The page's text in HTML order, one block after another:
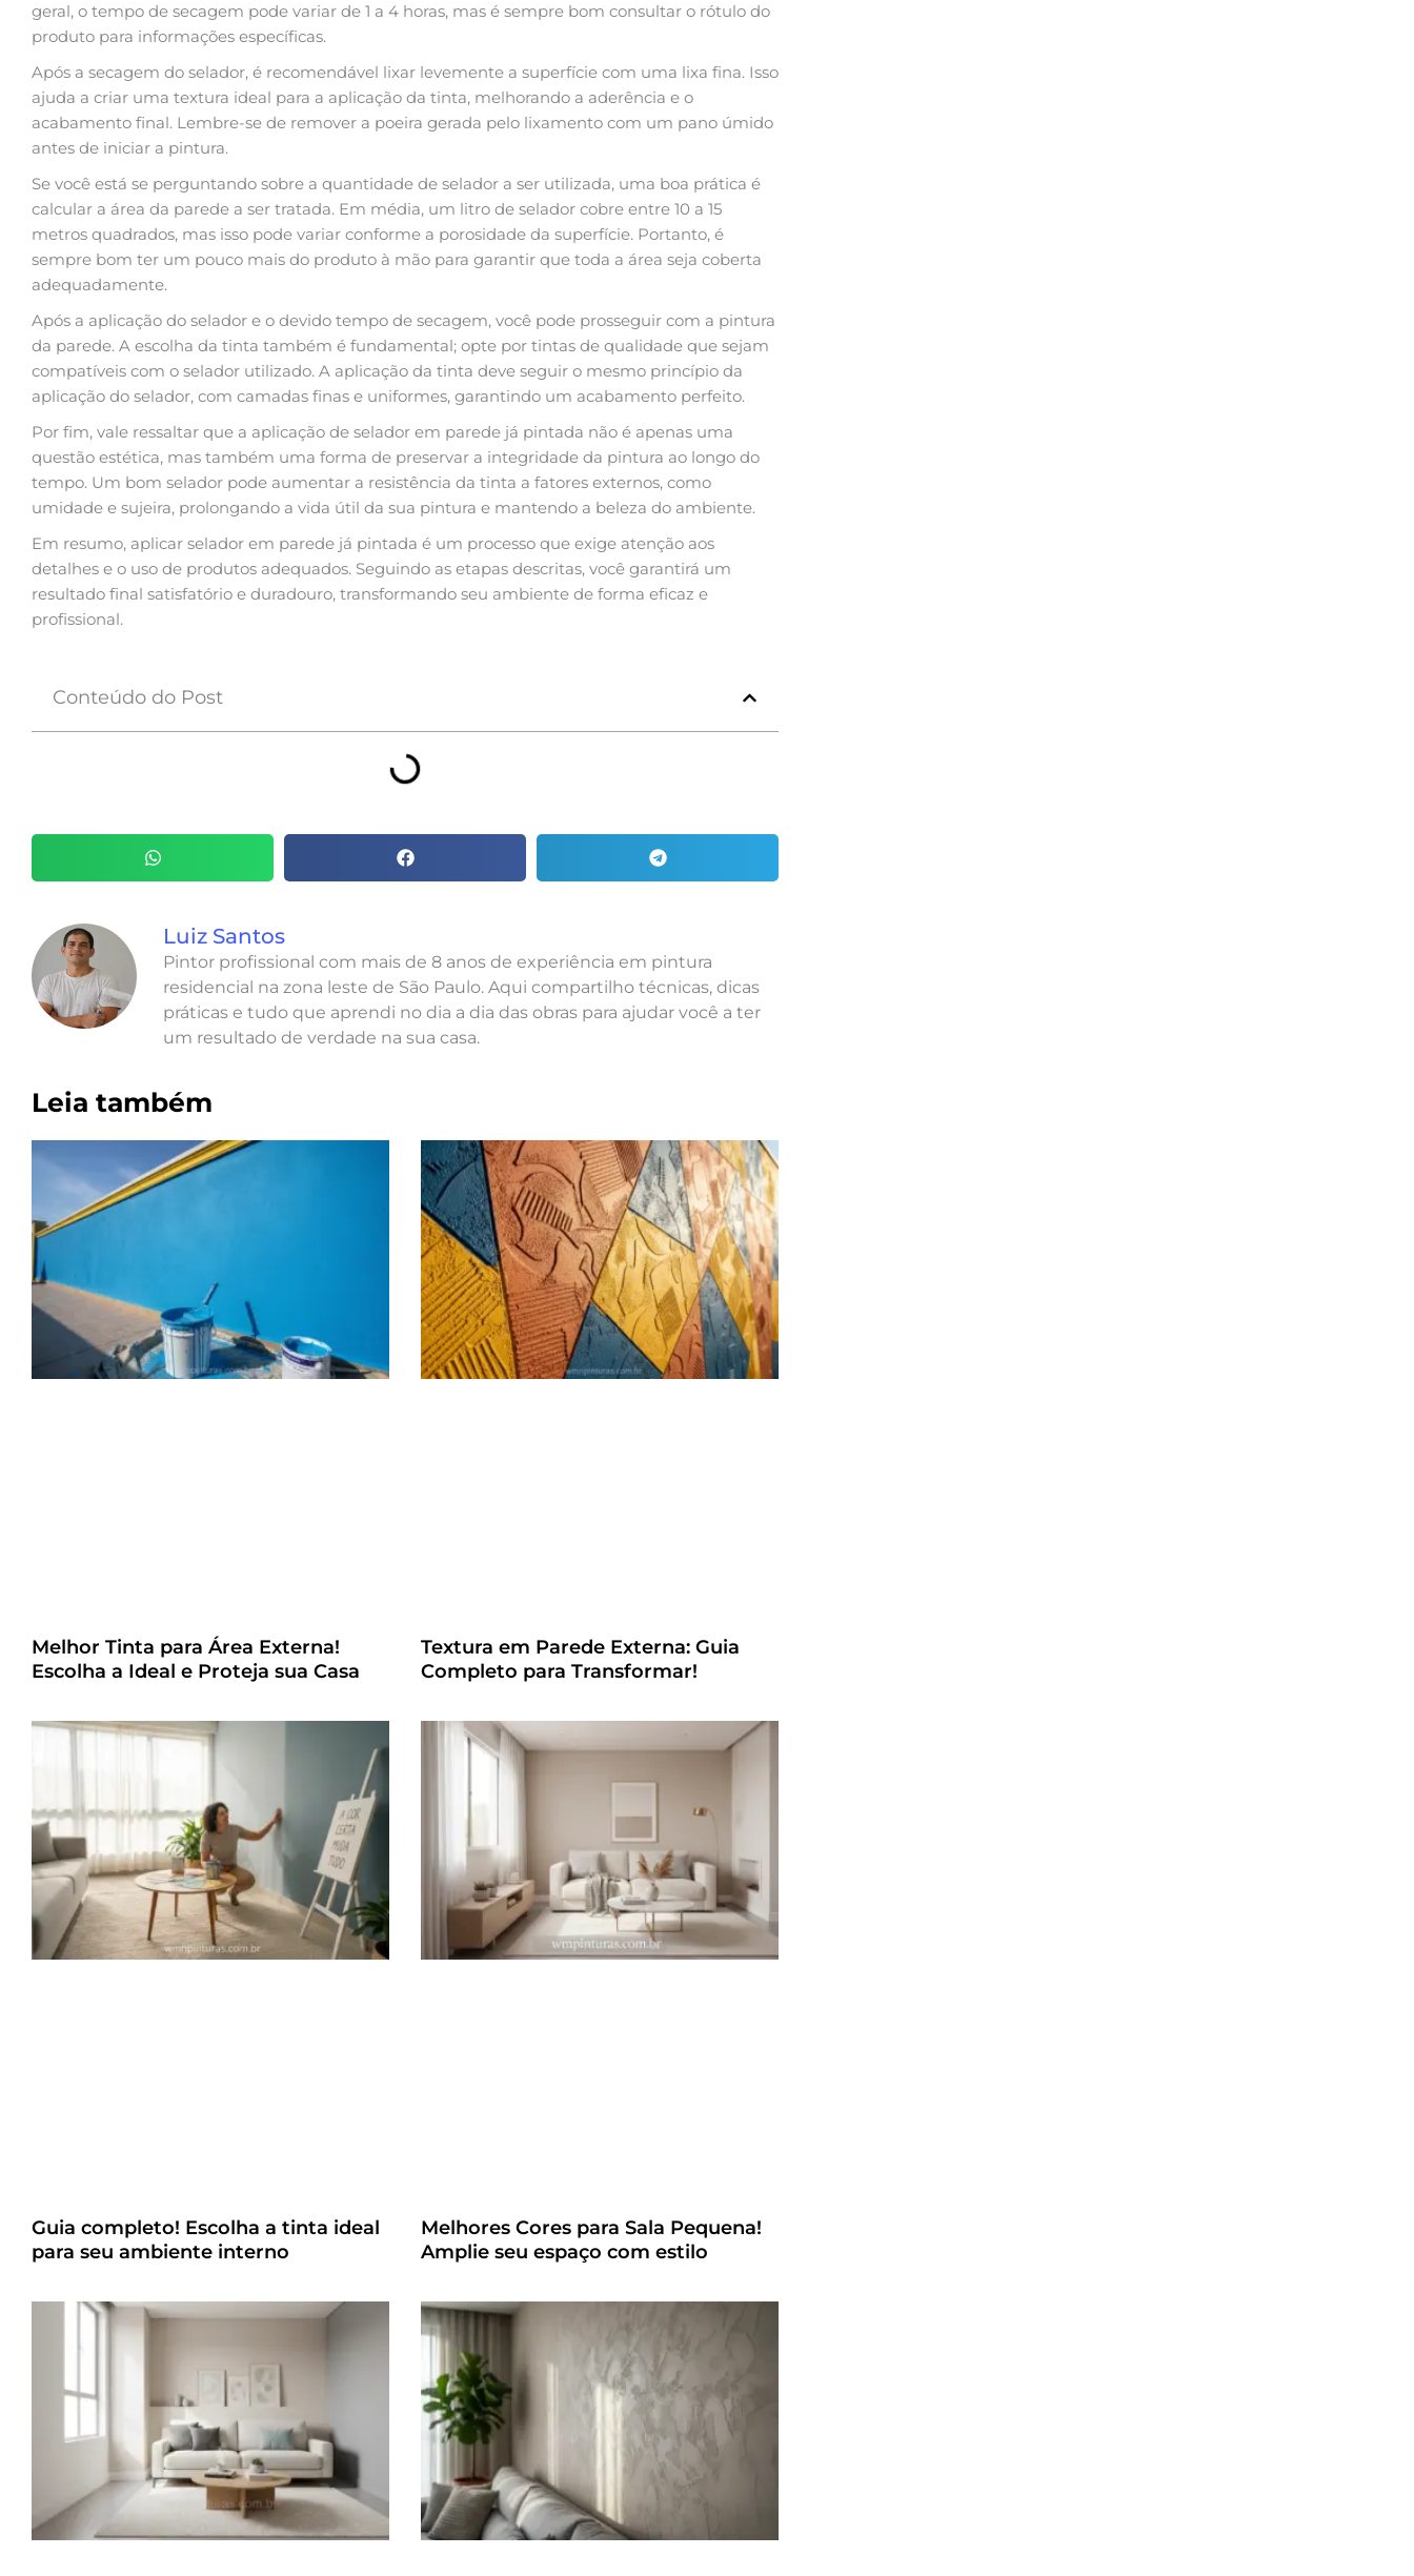
geral, o tempo de secagem pode variar de 1 a 4 horas, mas é sempre bom consultar o rótulo do
produto para informações específicas.
Após a secagem do selador, é recomendável lixar levemente a superfície com uma lixa fina. Isso
ajuda a criar uma textura ideal para a aplicação da tinta, melhorando a aderência e o
acabamento final. Lembre-se de remover a poeira gerada pelo lixamento com um pano úmido
antes de iniciar a pintura.
Se você está se perguntando sobre a quantidade de selador a ser utilizada, uma boa prática é
calcular a área da parede a ser tratada. Em média, um litro de selador cobre entre 10 a 15
metros quadrados, mas isso pode variar conforme a porosidade da superfície. Portanto, é
sempre bom ter um pouco mais do produto à mão para garantir que toda a área seja coberta
adequadamente.
Após a aplicação do selador e o devido tempo de secagem, você pode prosseguir com a pintura
da parede. A escolha da tinta também é fundamental; opte por tintas de qualidade que sejam
compatíveis com o selador utilizado. A aplicação da tinta deve seguir o mesmo princípio da
aplicação do selador, com camadas finas e uniformes, garantindo um acabamento perfeito.
Por fim, vale ressaltar que a aplicação de selador em parede já pintada não é apenas uma
questão estética, mas também uma forma de preservar a integridade da pintura ao longo do
tempo. Um bom selador pode aumentar a resistência da tinta a fatores externos, como
umidade e sujeira, prolongando a vida útil da sua pintura e mantendo a beleza do ambiente.
Em resumo, aplicar selador em parede já pintada é um processo que exige atenção aos
detalhes e o uso de produtos adequados. Seguindo as etapas descritas, você garantirá um
resultado final satisfatório e duradouro, transformando seu ambiente de forma eficaz e
profissional.
Conteúdo do Post
Luiz Santos
Pintor profissional com mais de 8 anos de experiência em pintura
residencial na zona leste de São Paulo. Aqui compartilho técnicas, dicas
práticas e tudo que aprendi no dia a dia das obras para ajudar você a ter
um resultado de verdade na sua casa.
Leia também
Melhor Tinta para Área Externa!
Escolha a Ideal e Proteja sua Casa
Textura em Parede Externa: Guia
Completo para Transformar!
Guia completo! Escolha a tinta ideal
para seu ambiente interno
Melhores Cores para Sala Pequena!
Amplie seu espaço com estilo